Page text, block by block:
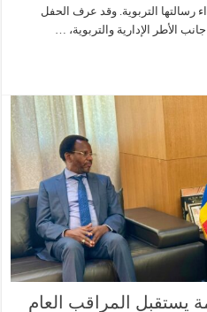
رسالتها التربوية. وقد عرف الحفل
الأطر الإدارية والتربوية، …
يستقبل المراقب العام